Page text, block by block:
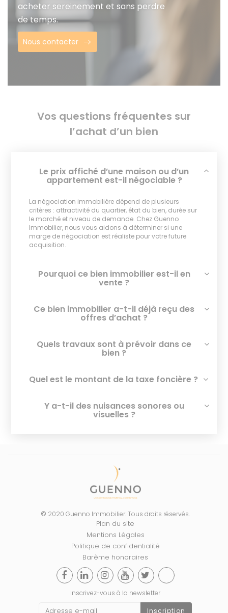
acheter sereinement et sans perdre
de temps.
Nous contacter
Vos questions fréquentes sur
l’achat d’un bien
Le prix affiché d’une maison ou d’un
appartement est-il négociable ?
La négociation immobilière dépend de plusieurs
critères : attractivité du quartier, état du bien, durée sur
le marché et niveau de demande. Chez Guenno
Immobilier, nous vous aidons à déterminer si une
marge de négociation est réaliste pour votre future
acquisition.
Pourquoi ce bien immobilier est-il en
vente ?
Ce bien immobilier a-t-il déjà reçu des
offres d’achat ?
Quels travaux sont à prévoir dans ce
bien ?
Quel est le montant de la taxe foncière ?
Y a-t-il des nuisances sonores ou
visuelles ?
© 2020 Guenno Immobilier. Tous droits réservés.
Plan du site
Mentions Légales
Politique de confidentialité
Barème honoraires
Inscrivez-vous à la newsletter
Inscription